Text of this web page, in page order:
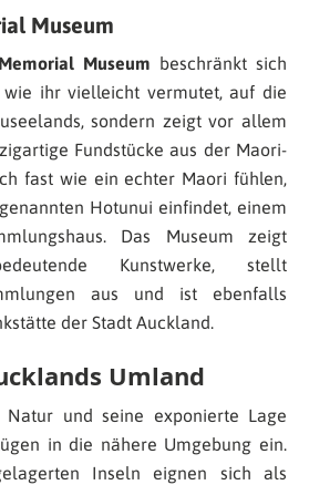
Museum
Museum beschränkt sich
wie ihr vielleicht vermutet, auf die
sondern zeigt vor allem
Fundstücke aus der Maori-
fast wie ein echter Maori fühlen,
Hotunui einfindet, einem
Das Museum zeigt
Kunstwerke, stellt
aus und ist ebenfalls
der Stadt Auckland.
Umland
Natur und seine exponierte Lage
in die nähere Umgebung ein.
Inseln eignen sich als